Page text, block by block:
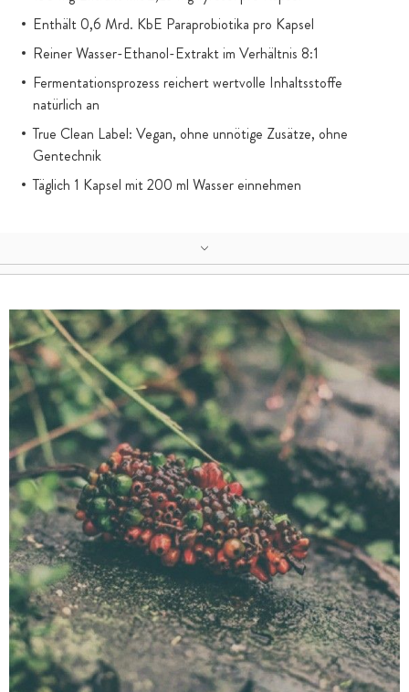
Enthält 0,6 Mrd. KbE Paraprobiotika pro Kapsel
Reiner Wasser-Ethanol-Extrakt im Verhältnis 8:1
Fermentationsprozess reichert wertvolle Inhaltsstoffe
natürlich an
True Clean Label: Vegan, ohne unnötige Zusätze, ohne
Gentechnik
Täglich 1 Kapsel mit 200 ml Wasser einnehmen